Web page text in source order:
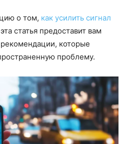
о том, как усилить сигнал
статья предоставит вам
которые
проблему.